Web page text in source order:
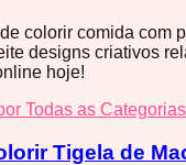
colorir comida com
designs criativos
hoje!
Todas as
Tigela de